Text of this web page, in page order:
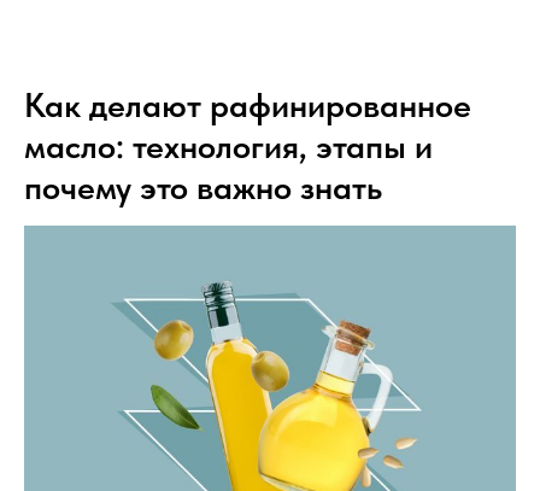
Как делают рафинированное
масло: технология, этапы и
почему это важно знать